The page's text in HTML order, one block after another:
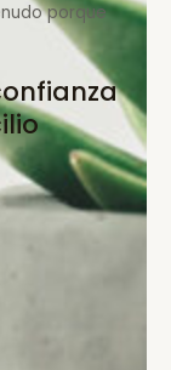
porque